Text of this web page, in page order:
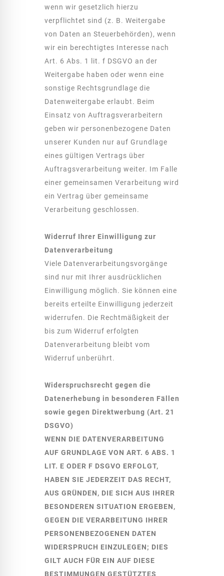
wenn wir gesetzlich hierzu
verpflichtet sind (z. B. Weitergabe
von Daten an Steuerbehörden), wenn
wir ein berechtigtes Interesse nach
Art. 6 Abs. 1 lit. f DSGVO an der
Weitergabe haben oder wenn eine
sonstige Rechtsgrundlage die
Datenweitergabe erlaubt. Beim
Einsatz von Auftragsverarbeitern
geben wir personenbezogene Daten
unserer Kunden nur auf Grundlage
eines gültigen Vertrags über
Auftragsverarbeitung weiter. Im Falle
einer gemeinsamen Verarbeitung wird
ein Vertrag über gemeinsame
Verarbeitung geschlossen.
Widerruf Ihrer Einwilligung zur
Datenverarbeitung
Viele Datenverarbeitungsvorgänge
sind nur mit Ihrer ausdrücklichen
Einwilligung möglich. Sie können eine
bereits erteilte Einwilligung jederzeit
widerrufen. Die Rechtmäßigkeit der
bis zum Widerruf erfolgten
Datenverarbeitung bleibt vom
Widerruf unberührt.
Widerspruchsrecht gegen die
Datenerhebung in besonderen Fällen
sowie gegen Direktwerbung (Art. 21
DSGVO)
WENN DIE DATENVERARBEITUNG
AUF GRUNDLAGE VON ART. 6 ABS. 1
LIT. E ODER F DSGVO ERFOLGT,
HABEN SIE JEDERZEIT DAS RECHT,
AUS GRÜNDEN, DIE SICH AUS IHRER
BESONDEREN SITUATION ERGEBEN,
GEGEN DIE VERARBEITUNG IHRER
PERSONENBEZOGENEN DATEN
WIDERSPRUCH EINZULEGEN; DIES
GILT AUCH FÜR EIN AUF DIESE
BESTIMMUNGEN GESTÜTZTES